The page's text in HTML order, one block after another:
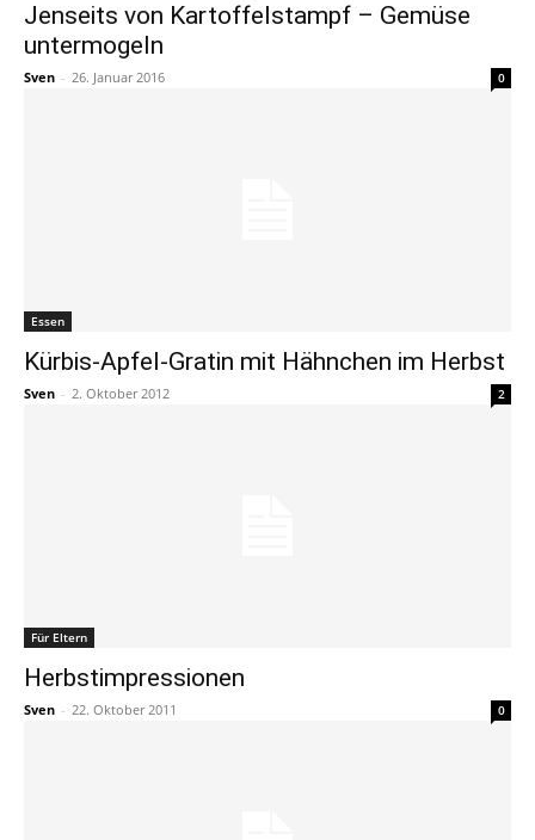
Jenseits von Kartoffelstampf – Gemüse
untermogeln
Sven - 26. Januar 2016 0
Essen
Kürbis-Apfel-Gratin mit Hähnchen im Herbst
Sven - 2. Oktober 2012 2
Für Eltern
Herbstimpressionen
Sven - 22. Oktober 2011 0